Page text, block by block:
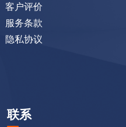
客户评价
服务条款
隐私协议
联系